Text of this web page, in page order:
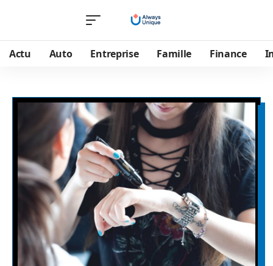
Actu Auto Entreprise Famille Finance